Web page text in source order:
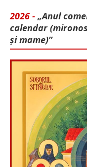
2026 - „Anul
calendar
și mame)”